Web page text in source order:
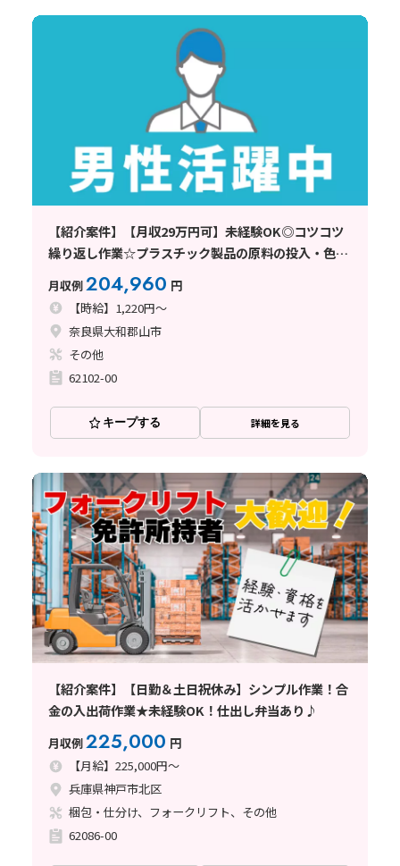
【紹介案件】【月収29万円可】未経験OK◎コツコツ
繰り返し作業☆プラスチック製品の原料の投入・色付
月収例204,960 円
【時給】1,220円～
奈良県大和郡山市
その他
62102-00
キープする 詳細を見る
【紹介案件】【日勤＆土日祝休み】シンプル作業！合
金の入出荷作業★未経験OK！仕出し弁当あり♪
月収例225,000 円
【月給】225,000円～
兵庫県神戸市北区
梱包・仕分け、フォークリフト、その他
62086-00